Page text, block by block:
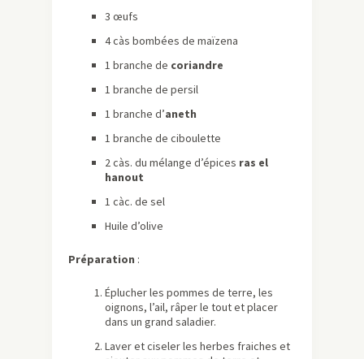
3 œufs
4 càs bombées de maïzena
1 branche de coriandre
1 branche de persil
1 branche d’aneth
1 branche de ciboulette
2 càs. du mélange d’épices ras el
hanout
1 càc. de sel
Huile d’olive
Préparation :
Éplucher les pommes de terre, les
oignons, l’ail, râper le tout et placer
dans un grand saladier.
Laver et ciseler les herbes fraiches et